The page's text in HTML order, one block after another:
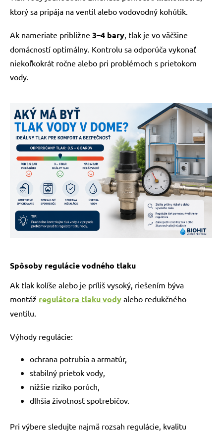
ktorý sa pripája na ventil alebo vodovodný kohútik.
Ak nameriate približne 3–4 bary, tlak je vo väčšine
domácností optimálny. Kontrolu sa odporúča vykonať
niekoľkokrát ročne alebo pri problémoch s prietokom
vody.
Spôsoby regulácie vodného tlaku
Ak tlak kolíše alebo je príliš vysoký, riešením býva
montáž regulátora tlaku vody alebo redukčného
ventilu.
Výhody regulácie:
ochrana potrubia a armatúr,
stabilný prietok vody,
nižšie riziko porúch,
dlhšia životnosť spotrebičov.
Pri výbere sledujte najmä rozsah regulácie, kvalitu